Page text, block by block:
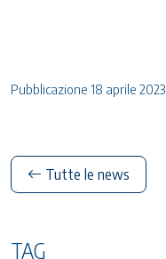
Pubblicazione 18 aprile 2023
Tutte le news
TAG